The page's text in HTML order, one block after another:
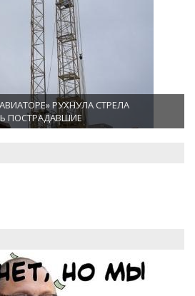
РУХНУЛА СТРЕЛА
ПОСТРАДАВШИЕ